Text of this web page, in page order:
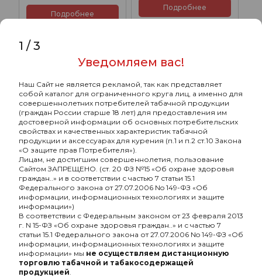
Подробнее
Подробнее
Spectrum Medium Line с
ароматом Дыня-липа, 25
гр.
245₽
Подробнее
Яблоко
Spectrum Medium Line с
ароматом Деревенское
яблоко(Village Apple),
200 гр.
1630₽
Подробнее
1 /3
Уведомляем вас!
Наш Сайт не является рекламой, так как представляет
собой каталог для ограниченного круга лиц, а именно для
совершеннолетних потребителей табачной продукции
(граждан России старше 18 лет) для предоставления им
достоверной информации об основных потребительских
свойствах и качественных характеристик табачной
продукции и аксессуарах для курения (п.1 и п.2 ст.10 Закона
«О защите прав Потребителя»).
Лицам, не достигшим совершеннолетия, пользование
Сайтом ЗАПРЕЩЕНО. (ст. 20 ФЗ №15 «Об охране здоровья
граждан..» и в соответствии с частью 7 статьи 15.1
Федерального закона от 27.07.2006 No 149-ФЗ «Об
информации, информационных технологиях и защите
информации»)
В соответствии с Федеральным законом от 23 февраля 2013
г. N 15-ФЗ «Об охране здоровья граждан..» и с частью 7
статьи 15.1 Федерального закона от 27.07.2006 No 149-ФЗ «Об
информации, информационных технологиях и защите
информации» мы не осуществляем дистанционную
торговлю табачной и табакосодержащей
продукцией.